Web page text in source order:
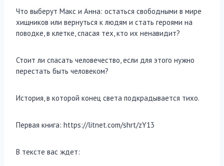
Что выберут Макс и Анна: остаться свободными в мире
хищников или вернуться к людям и стать героями на
поводке, в клетке, спасая тех, кто их ненавидит?
Стоит ли спасать человечество, если для этого нужно
перестать быть человеком?
История, в которой конец света подкрадывается тихо.
Первая книга: https://litnet.com/shrt/zY13
В тексте вас ждет: